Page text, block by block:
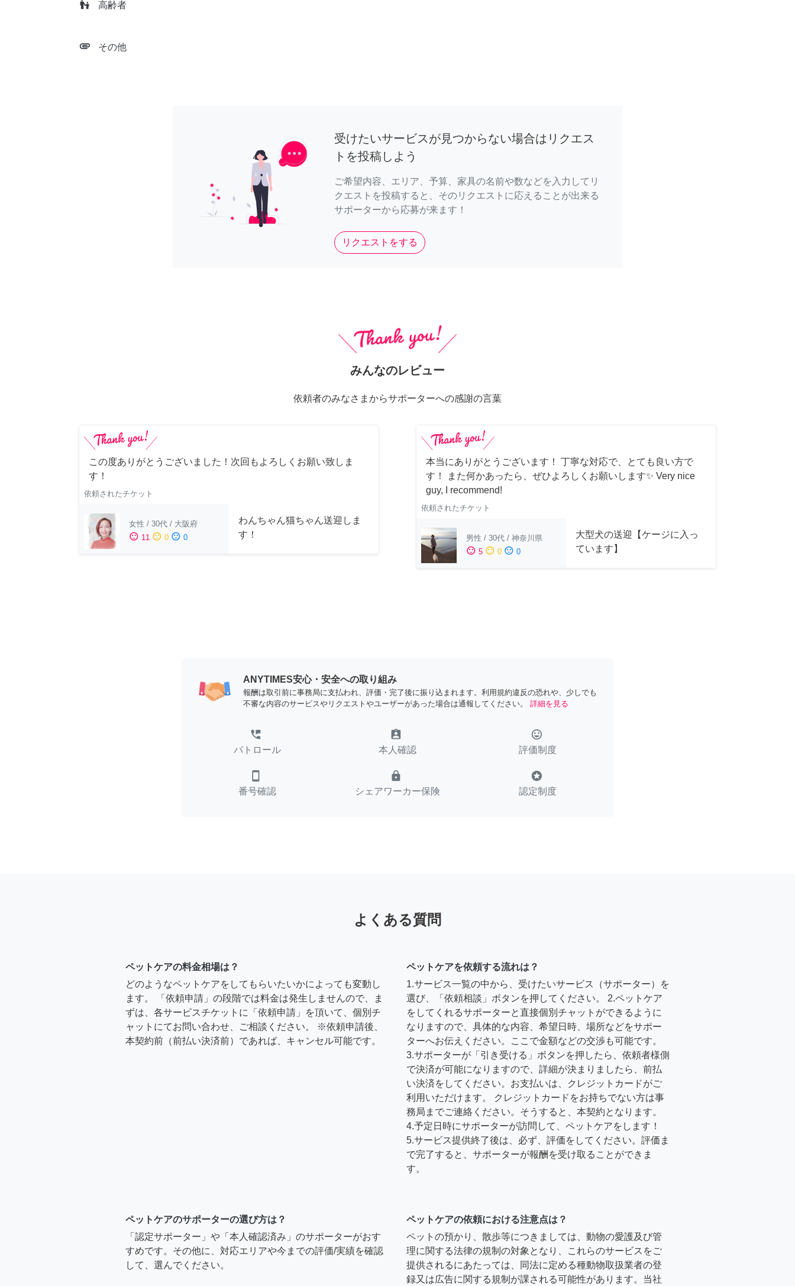
escalator_warning 高齢者
attachment その他
受けたいサービスが見つからない場合はリクエス
トを投稿しよう
ご希望内容、エリア、予算、家具の名前や数などを入力してリ
クエストを投稿すると、そのリクエストに応えることが出来る
サポーターから応募が来ます！
リクエストをする
みんなのレビュー
依頼者のみなさまからサポーターへの感謝の言葉
この度ありがとうございました！次回もよろしくお願い致しま
す！
依頼されたチケット
女性 / 30代 / 大阪府
sentiment_satisfied 11 sentiment_neutral 0 sentiment_dissatisfied 0
わんちゃん猫ちゃん送迎しま
す！
本当にありがとうございます！ 丁寧な対応で、とても良い方で
す！ また何かあったら、ぜひよろしくお願いします✨ Very nice
guy, I recommend!
依頼されたチケット
男性 / 30代 / 神奈川県
sentiment_satisfied 5 sentiment_neutral 0 sentiment_dissatisfied 0
大型犬の送迎【ケージに入っ
ています】
ANYTIMES安心・安全への取り組み
報酬は取引前に事務局に支払われ、評価・完了後に振り込まれます。利用規約違反の恐れや、少しでも
不審な内容のサービスやリクエストやユーザーがあった場合は通報してください。
詳細を見る
perm_phone_msg
パトロール
assignment_ind
本人確認
tag_faces
評価制度
smartphone
番号確認
lock
シェアワーカー保険
stars
認定制度
よくある質問
ペットケアの料金相場は？
どのようなペットケアをしてもらいたいかによっても変動し
ます。 「依頼申請」の段階では料金は発生しませんので、ま
ずは、各サービスチケットに「依頼申請」を頂いて、個別チ
ャットにてお問い合わせ、ご相談ください。 ※依頼申請後、
本契約前（前払い決済前）であれば、キャンセル可能です。
ペットケアを依頼する流れは？
1.サービス一覧の中から、受けたいサービス（サポーター）を
選び、「依頼相談」ボタンを押してください。 2.ペットケア
をしてくれるサポーターと直接個別チャットができるように
なりますので、具体的な内容、希望日時、場所などをサポー
ターへお伝えください。ここで金額などの交渉も可能です。
3.サポーターが「引き受ける」ボタンを押したら、依頼者様側
で決済が可能になりますので、詳細が決まりましたら、前払
い決済をしてください。お支払いは、クレジットカードがご
利用いただけます。 クレジットカードをお持ちでない方は事
務局までご連絡ください。そうすると、本契約となります。
4.予定日時にサポーターが訪問して、ペットケアをします！
5.サービス提供終了後は、必ず、評価をしてください。評価ま
で完了すると、サポーターが報酬を受け取ることができま
す。
ペットケアのサポーターの選び方は？
「認定サポーター」や「本人確認済み」のサポーターがおす
すめです。その他に、対応エリアや今までの評価/実績を確認
して、選んでください。
ペットケアの依頼における注意点は？
ペットの預かり、散歩等につきましては、動物の愛護及び管
理に関する法律の規制の対象となり、これらのサービスをご
提供されるにあたっては、同法に定める種動物取扱業者の登
録又は広告に関する規制が課される可能性があります。当社